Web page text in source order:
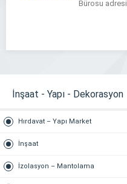
Bürosu adresi
İnşaat - Yapı - Dekorasyon
Hırdavat – Yapı Market
İnşaat
İzolasyon – Mantolama